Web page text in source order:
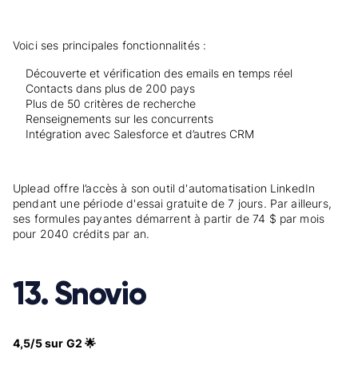
Voici ses principales fonctionnalités :
Découverte et vérification des emails en temps réel
Contacts dans plus de 200 pays
Plus de 50 critères de recherche
Renseignements sur les concurrents
Intégration avec Salesforce et d’autres CRM
Uplead offre l’accès à son outil d'automatisation LinkedIn
pendant une période d'essai gratuite de 7 jours. Par ailleurs,
ses formules payantes démarrent à partir de 74 $ par mois
pour 2040 crédits par an.
13. Snovio
4,5/5 sur G2 🌟